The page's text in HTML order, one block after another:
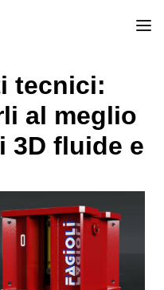
tecnici:
al meglio
3D fluide e